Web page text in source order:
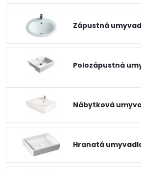
Zápustná
Polozápustná
Nábytková
Hranatá